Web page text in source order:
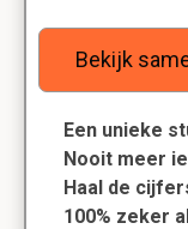
Bekijk
Een unieke
Nooit meer
Haal de
100% zeker